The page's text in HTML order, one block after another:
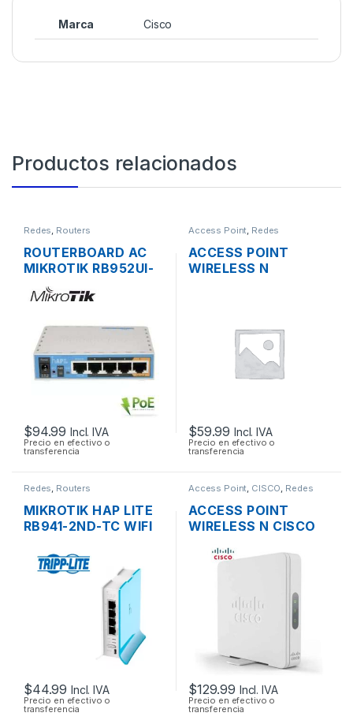
Marca Cisco
Productos relacionados
Redes, Routers
ROUTERBOARD AC
MIKROTIK RB952UI-
5AC2ND HAP AC
LITE DUAL BAND
USB OS L4
$94.99 Incl. IVA
Precio en efectivo o
transferencia
Access Point, Redes
ACCESS POINT
WIRELESS N
DUAL BAND GIGABIT
SOPORTA POE
$59.99 Incl. IVA
Precio en efectivo o
transferencia
Redes Routers
MIKROTIK HAP LITE
RB941-2ND-TC WIFI
PUERTOS 10/100
$44.99 Incl. IVA
Precio en efectivo o
transferencia
Access Point CISCO Redes
ACCESS POINT
WIRELESS N CISCO
NA DUAL BAND
SOPORTE POE +
FUENTE
$129.99 Incl. IVA
Precio en efectivo o
transferencia